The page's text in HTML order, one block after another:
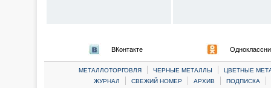
ВКонтакте
МЕТАЛЛОТОРГОВЛЯ | ЧЕРНЫЕ МЕТАЛЛЫ |
ЦВЕТНЫЕ
ЖУРНАЛ
| СВЕЖИЙ НОМЕР | АРХИВ | ПОДПИСКА |